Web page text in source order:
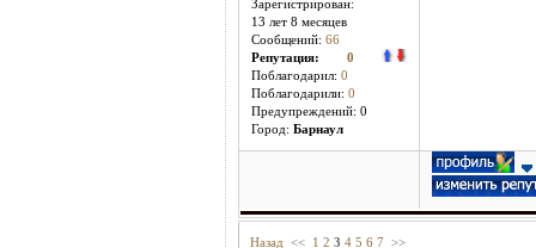
Зарегистрирован:
13 лет 8 месяцев
Сообщений: 66
Репутация: 0
Поблагодарил: 0
Поблагодарили: 0
Предупреждений: 0
Город: Барнаул
Назад << 1 2 3 4 5 6 7 >>